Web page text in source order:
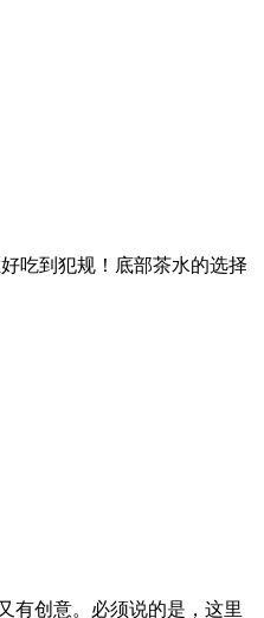
吃到犯规！底部茶水的选择
有创意。必须说的是，这里